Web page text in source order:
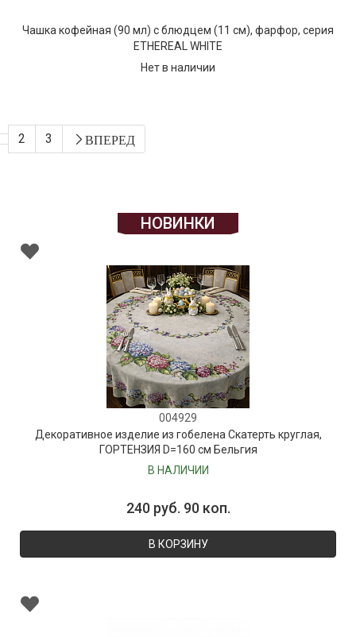
Чашка кофейная (90 мл) с блюдцем (11 см), фарфор, серия
ETHEREAL WHITE
Нет в наличии
2 3 ВПЕРЕД
НОВИНКИ
004929
Декоративное изделие из гобелена Скатерть круглая,
ГОРТЕНЗИЯ D=160 см Бельгия
В НАЛИЧИИ
240 руб. 90 коп.
В КОРЗИНУ